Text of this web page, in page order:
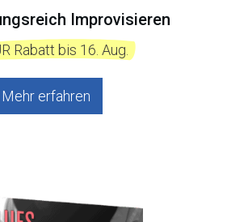
Improvisieren
Rabatt bis 16. Aug.
Mehr erfahren